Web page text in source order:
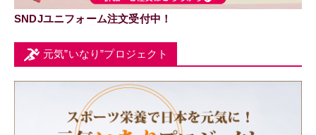
SNDJユニフォーム注文受付中！
元気”いなり”プロジェクト